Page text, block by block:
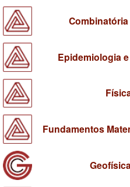
Epidemiologia
Fundamentos